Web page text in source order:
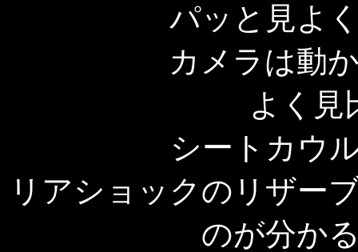
パッと見よ
カメラは動
よく見
シートカウ
リアショックのリザー
のが分か